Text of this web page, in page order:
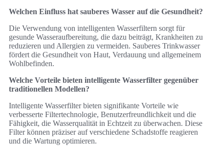
Welchen Einfluss hat sauberes Wasser auf die Gesundheit?
Die Verwendung von intelligenten Wasserfiltern sorgt für
gesunde Wasseraufbereitung, die dazu beiträgt, Krankheiten zu
reduzieren und Allergien zu vermeiden. Sauberes Trinkwasser
fördert die Gesundheit von Haut, Verdauung und allgemeinem
Wohlbefinden.
Welche Vorteile bieten intelligente Wasserfilter gegenüber
traditionellen Modellen?
Intelligente Wasserfilter bieten signifikante Vorteile wie
verbesserte Filtertechnologie, Benutzerfreundlichkeit und die
Fähigkeit, die Wasserqualität in Echtzeit zu überwachen. Diese
Filter können präziser auf verschiedene Schadstoffe reagieren
und die Wartung optimieren.